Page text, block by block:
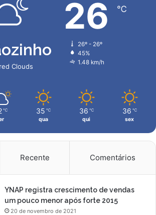
Clouds
26 ℃
26º - 26º
45%
1.48 km/h
℃ 35 ℃
qua
36 ℃
qui
36 ℃
sex
Recente Comentários
YNAP registra crescimento de vendas
um pouco menor após forte 2015
20 de novembro de 2021